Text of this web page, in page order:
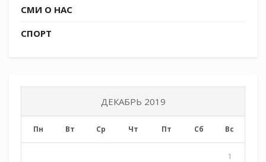
святых. В этот день по
Надежда Луганская
СМИ О НАС
СПОРТ
ДЕКАБРЬ 2019
Пн Вт Ср Чт Пт Сб Вс
1